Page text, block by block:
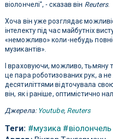
віолончелі", - сказав він Reuters.
Хоча він уже розглядає
інтелекту під час майбутніх
«неможливо» коли-небудь
музикантів».
І враховуючи, можливо,
це пара роботизованих рук, а
десятиліттями відточувала
він, як і раніше, оптимістично
Джерела: Youtube, Reuters
Теги: #музика #віолончель